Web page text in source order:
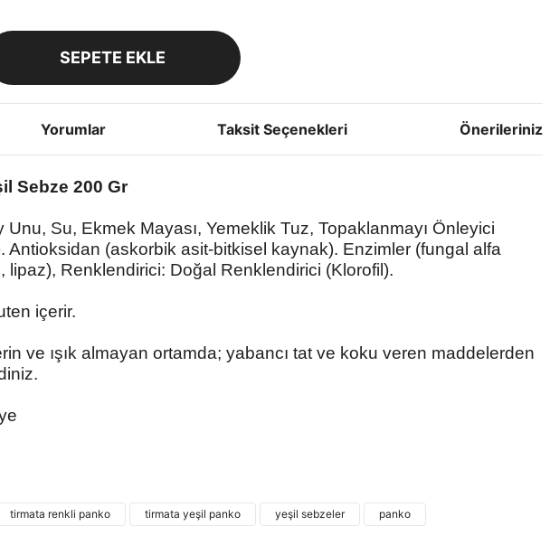
SEPETE EKLE
Yorumlar Taksit Seçenekleri Önerileriniz
Sebze 200 Gr
Unu, Su, Ekmek Mayası, Yemeklik Tuz, Topaklanmayı Önleyici
Antioksidan (askorbik asit-bitkisel kaynak). Enzimler (fungal alfa
lipaz), Renklendirici: Doğal Renklendirici (Klorofil).
içerir.
ve ışık almayan ortamda; yabancı tat ve koku veren maddelerden
tirmata renkli panko tirmata yeşil panko yeşil sebzeler panko